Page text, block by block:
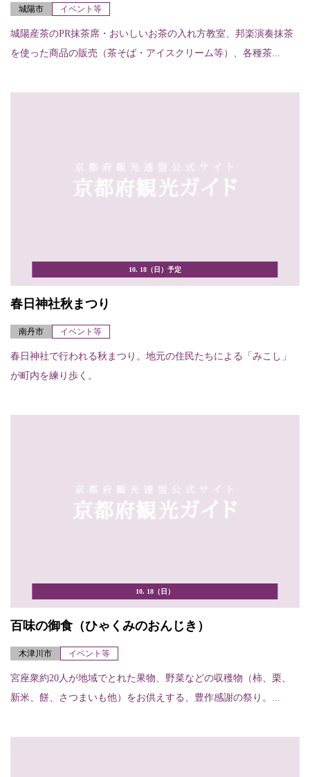
城陽市 イベント等
城陽産茶のPR抹茶席・おいしいお茶の入れ方教室、邦楽演奏抹茶
を使った商品の販売（茶そば・アイスクリーム等）、各種茶...
10. 18（日）予定
春日神社秋まつり
南丹市 イベント等
春日神社で行われる秋まつり。地元の住民たちによる「みこし」
が町内を練り歩く。
10. 18（日）
百味の御食（ひゃくみのおんじき）
木津川市 イベント等
宮座衆約20人が地域でとれた果物、野菜などの収穫物（柿、栗、
新米、餅、さつまいも他）をお供えする、豊作感謝の祭り。...